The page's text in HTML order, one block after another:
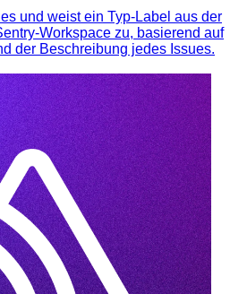
und weist ein Typ-Label aus der
Workspace zu, basierend auf
der Beschreibung jedes Issues.